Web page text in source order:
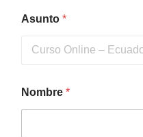
Asunto *
Nombre *